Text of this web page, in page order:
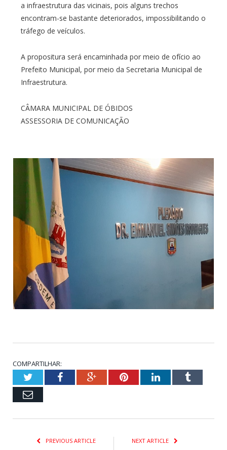
a infraestrutura das vicinais, pois alguns trechos
encontram-se bastante deteriorados, impossibilitando o
tráfego de veículos.
A propositura será encaminhada por meio de ofício ao
Prefeito Municipal, por meio da Secretaria Municipal de
Infraestrutura.
CÂMARA MUNICIPAL DE ÓBIDOS
ASSESSORIA DE COMUNICAÇÃO
COMPARTILHAR:
TwitterFacebookGoogle+PinterestLinkedInTumblr
Email
PREVIOUS ARTICLE NEXT ARTICLE